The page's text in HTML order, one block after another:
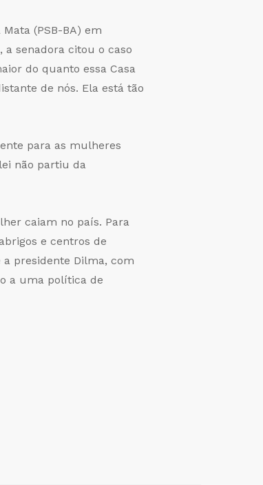
(PSB-BA) em
senadora citou o caso
do quanto essa Casa
de nós. Ela está tão
para as mulheres
não partiu da
caiam no país. Para
e centros de
presidente Dilma, com
a uma política de